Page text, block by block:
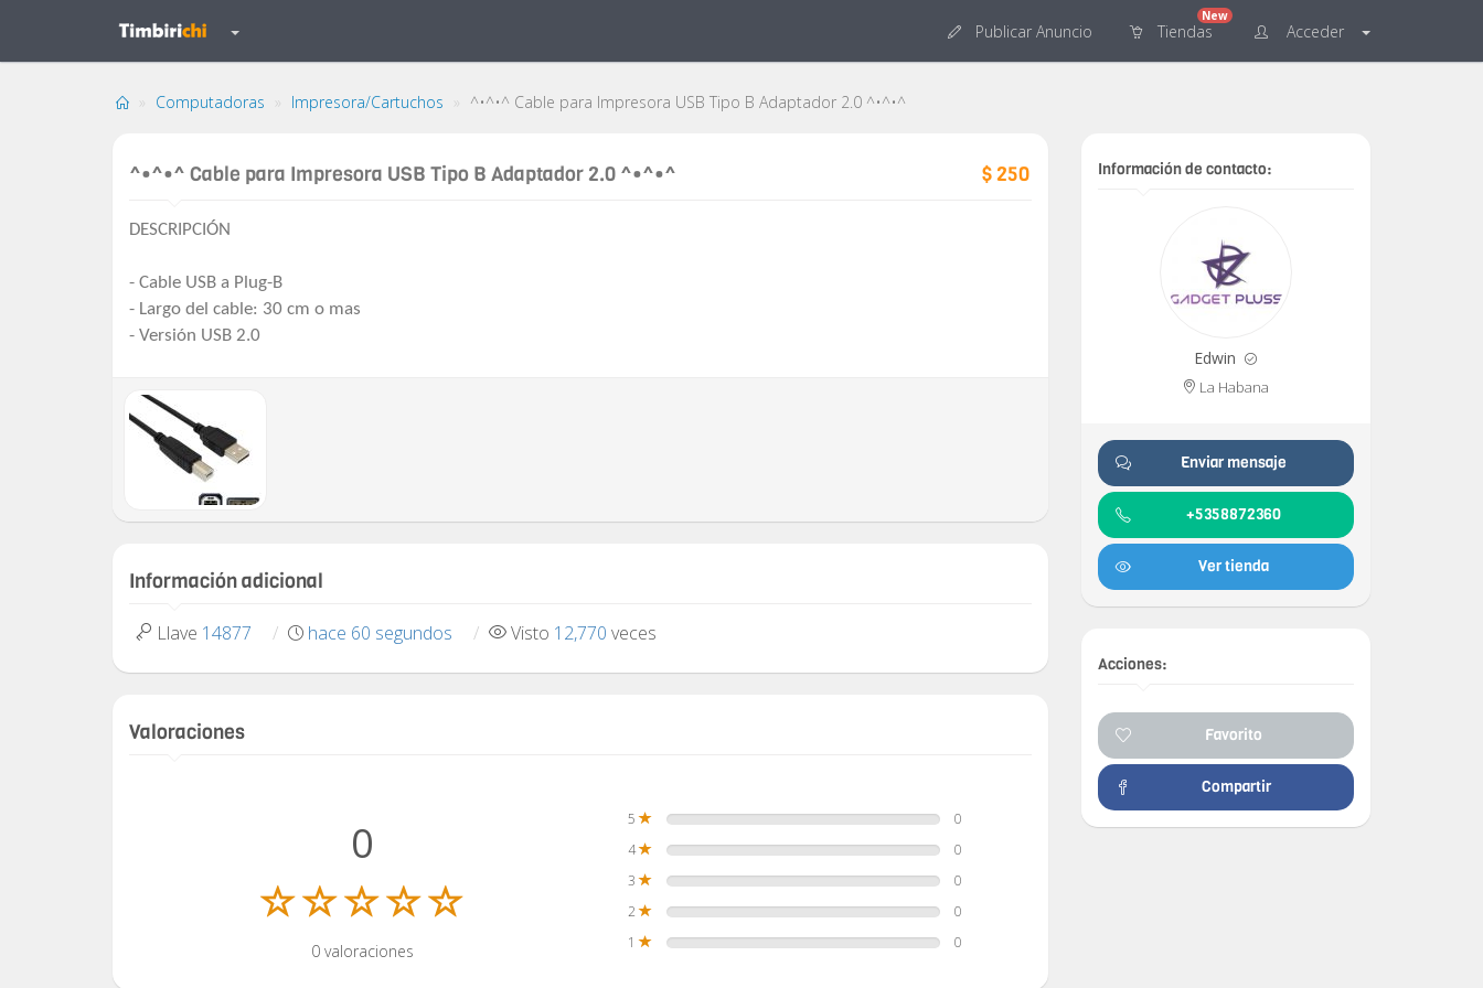
Publicar Anuncio Tiendas
New
Acceder
Computadoras Impresora/Cartuchos ^•^•^ Cable para Impresora USB Tipo B Adaptador 2.0 ^•^•^
^•^•^ Cable para Impresora USB Tipo B Adaptador 2.0 ^•^•^ $ 250
DESCRIPCIÓN
- Cable USB a Plug-B
- Largo del cable: 30 cm o mas
- Versión USB 2.0
Información adicional
Llave 14877 hace 60 segundos Visto 12,770 veces
Valoraciones
0
0 valoraciones
5
0
4
0
3
0
2
0
1
0
Información de contacto:
Edwin
La Habana
Enviar mensaje
+5358872360
Ver tienda
Acciones:
Favorito
Compartir